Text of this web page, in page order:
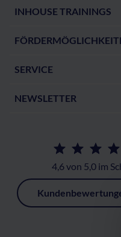
INHOUSE TRAININGS
SERVICE
NEWSLETTER
4,6 von 5,0 im